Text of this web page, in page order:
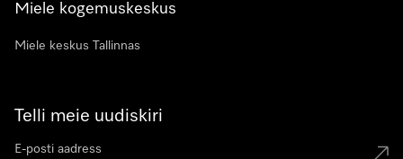
Miele kogemuskeskus
Miele keskus Tallinnas
Telli meie uudiskiri